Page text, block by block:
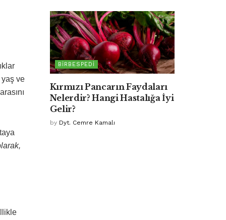
yaş ve
BIRBESPEDI
Kırmızı Pancarın Faydaları
Nelerdir? Hangi Hastalığa İyi
Gelir?
by Dyt. Cemre Kamalı